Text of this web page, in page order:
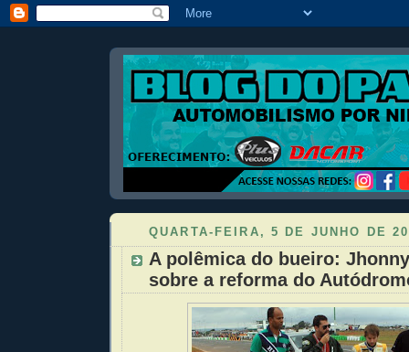
QUARTA-FEIRA, 5 DE JUNHO DE
A polêmica do bueiro:
sobre a reforma do